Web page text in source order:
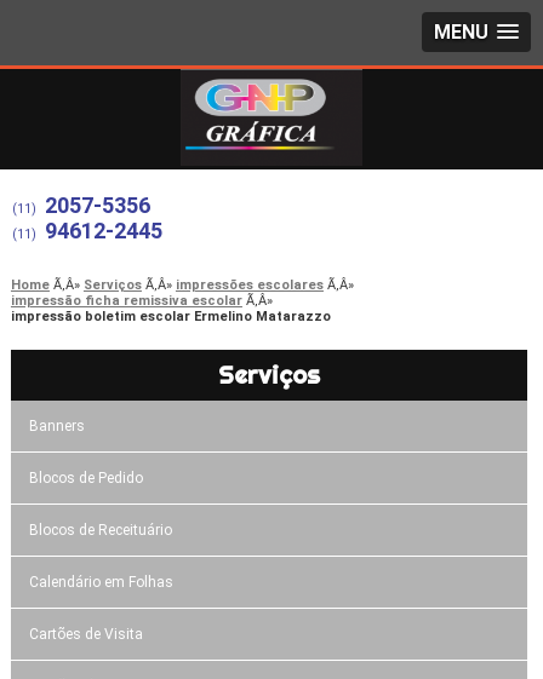
MENU
(11) 2057-5356
(11) 94612-2445
Home Serviços
impressões escolares
impressão ficha remissiva escolar
impressão boletim escolar Ermelino Matarazzo
Serviços
Banners
Blocos de Pedido
Blocos de Receituário
Calendário em Folhas
Cartões de Visita